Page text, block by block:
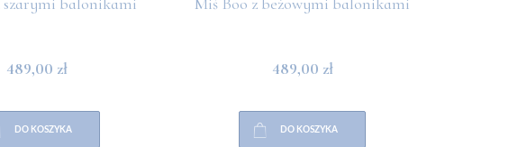
489,00 zł
DO KOSZYKA
489,00 zł
DO KOSZYKA